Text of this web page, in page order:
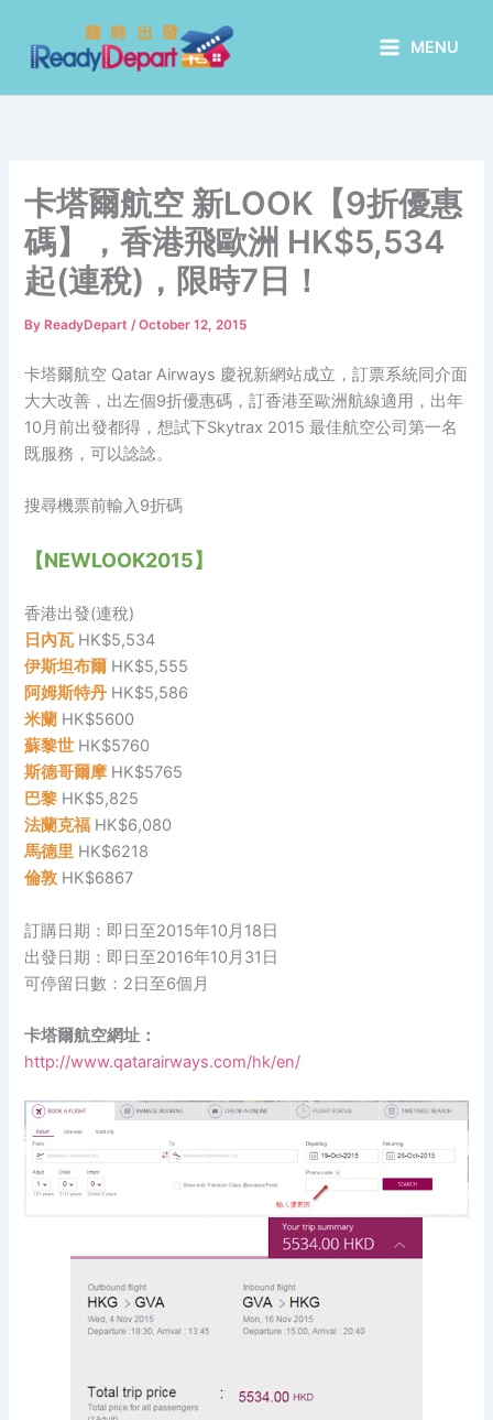
content
MENU
卡塔爾航空 新LOOK【9折優惠
碼】，香港飛歐洲 HK$5,534
起(連稅)，限時7日！
By ReadyDepart/October 12, 2015
卡塔爾航空 Qatar Airways 慶祝新網站成立，訂票系統同介面
大大改善，出左個9折優惠碼，訂香港至歐洲航線適用，出年
10月前出發都得，想試下Skytrax 2015 最佳航空公司第一名
既服務，可以諗諗。
搜尋機票前輸入9折碼
【NEWLOOK2015】
香港出發(連稅)
日內瓦HK$5,534
伊斯坦布爾 HK$5,555
阿姆斯特丹 HK$5,586
米蘭 HK$5600
蘇黎世 HK$5760
斯德哥爾摩 HK$5765
巴黎 HK$5,825
法蘭克福 HK$6,080
馬德里 HK$6218
倫敦 HK$6867
訂購日期：即日至2015年10月18日
出發日期：即日至2016年10月31日
可停留日數：2日至6個月
卡塔爾航空網址：
http://www.qatarairways.com/hk/en/